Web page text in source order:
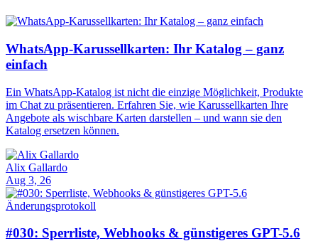
WhatsApp-Karussellkarten: Ihr Katalog – ganz
einfach
Ein WhatsApp-Katalog ist nicht die einzige Möglichkeit, Produkte
im Chat zu präsentieren. Erfahren Sie, wie Karussellkarten Ihre
Angebote als wischbare Karten darstellen – und wann sie den
Katalog ersetzen können.
Alix Gallardo
Aug 3, 26
Änderungsprotokoll
#030: Sperrliste, Webhooks & günstigeres GPT-5.6